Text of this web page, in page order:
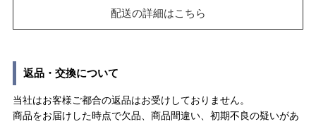
配送の詳細はこちら
返品・交換について
当社はお客様ご都合の返品はお受けしておりません。
商品をお届けした時点で欠品、商品間違い、初期不良の疑いがあ